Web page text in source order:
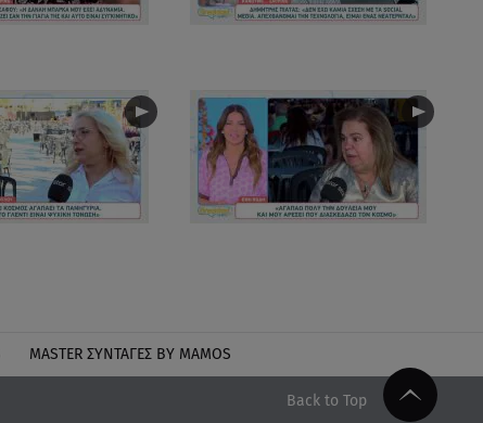
MASTER ΣΥΝΤΑΓΈΣ BY MAMOS
Back to Top